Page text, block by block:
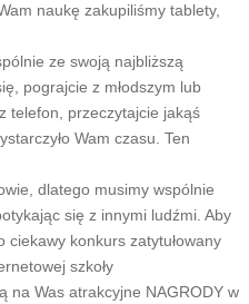
naukę zakupiliśmy tablety,
ze swoją najbliższą
pograjcie z młodszym lub
telefon, przeczytajcie jakąś
Wam czasu. Ten
dlatego musimy wspólnie
się z innymi ludźmi. Aby
konkurs zatytułowany
szkoły
na Was atrakcyjne NAGRODY w